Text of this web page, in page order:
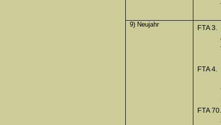
9) Neujahr
FTA 3.
FTA 4.
FTA 70.